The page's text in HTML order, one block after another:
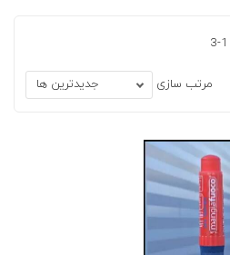
مرتب سازی جدیدترین ها